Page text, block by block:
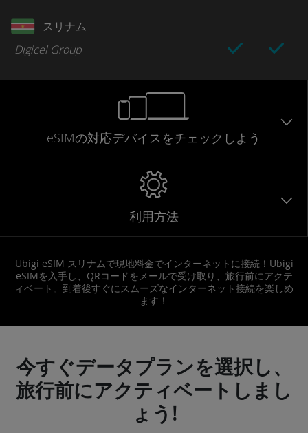
スリナム
Digicel Group
eSIMの対応デバイスをチェックしよう
利用方法
Ubigi eSIM スリナムで現地料金でインターネットに接続！Ubigi
eSIMを入手し、QRコードをメールで受け取り、旅行前にアクテ
ィベート。到着後すぐにスムーズなインターネット接続を楽しめ
ます！
今すぐデータプランを選択し、
旅行前にアクティベートしまし
ょう!